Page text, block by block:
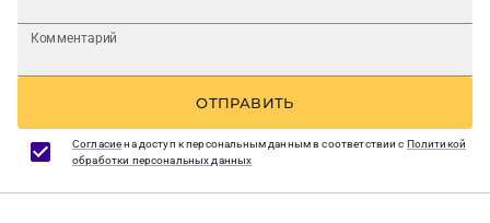
Комментарий
ОТПРАВИТЬ
Согласиена доступ к персональным данным в соответствии с Политикой
обработки персональных данных